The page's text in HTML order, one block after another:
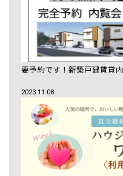
要予約です！新築戸建賃貸
2023.11.08